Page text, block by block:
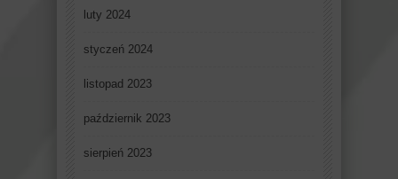
luty 2024
styczeń 2024
listopad 2023
październik 2023
sierpień 2023